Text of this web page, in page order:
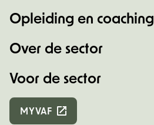
Opleiding en coaching
Over de sector
Voor de sector
MYVAF